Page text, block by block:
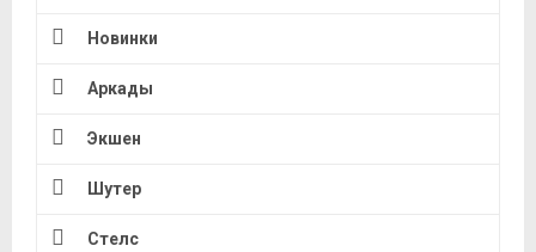
Новинки
Аркады
Экшен
Шутер
Стелс